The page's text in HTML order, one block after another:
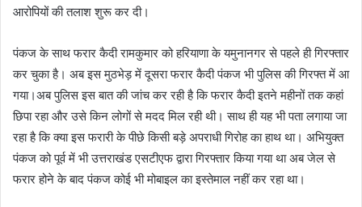
आरोपियों की तलाश शुरू कर दी।
पंकज के साथ फरार कैदी रामकुमार को हरियाणा के यमुनानगर से पहले ही गिरफ्तार
कर चुका है। अब इस मुठभेड़ में दूसरा फरार कैदी पंकज भी पुलिस की गिरफ्त में आ
गया।अब पुलिस इस बात की जांच कर रही है कि फरार कैदी इतने महीनों तक कहां
छिपा रहा और उसे किन लोगों से मदद मिल रही थी। साथ ही यह भी पता लगाया जा
रहा है कि क्या इस फरारी के पीछे किसी बड़े अपराधी गिरोह का हाथ था। अभियुक्त
पंकज को पूर्व में भी उत्तराखंड एसटीएफ द्वारा गिरफ्तार किया गया था अब जेल से
फरार होने के बाद पंकज कोई भी मोबाइल का इस्तेमाल नहीं कर रहा था।